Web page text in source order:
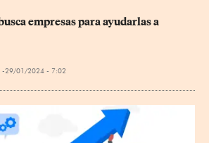
empresas para ayudarlas a
29/01/2024 - 7:02